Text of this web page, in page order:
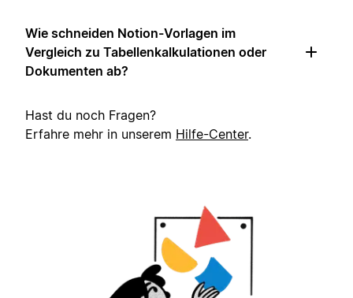
Wie schneiden Notion-Vorlagen im
Vergleich zu Tabellenkalkulationen oder
Dokumenten ab?
Hast du noch Fragen?
Erfahre mehr in unserem Hilfe-Center.